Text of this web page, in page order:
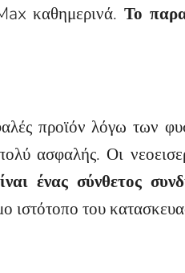
καθημερινά. Το
προϊόν λόγω των
ασφαλής. Οι
ένας σύνθετος
ιστότοπο του